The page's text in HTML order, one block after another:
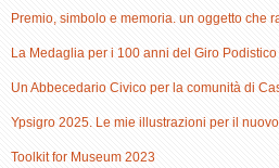
Premio, simbolo e memoria. un oggetto che
La Medaglia per i 100 anni del Giro
Un Abbecedario Civico per la comunità di
Ypsigro 2025. Le mie illustrazioni per il
Toolkit for Museum 2023